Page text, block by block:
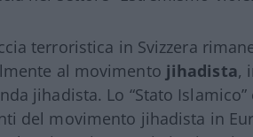
terroristica in Svizzera
al movimento jihadista,
jihadista. Lo “Stato
del movimento jihadista in